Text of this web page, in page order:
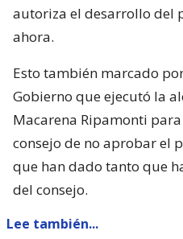
autoriza el desarrollo del
ahora.
Esto también marcado
Gobierno que ejecutó la
Macarena Ripamonti
consejo de no aprobar el
que han dado tanto que
del consejo.
Lee también...